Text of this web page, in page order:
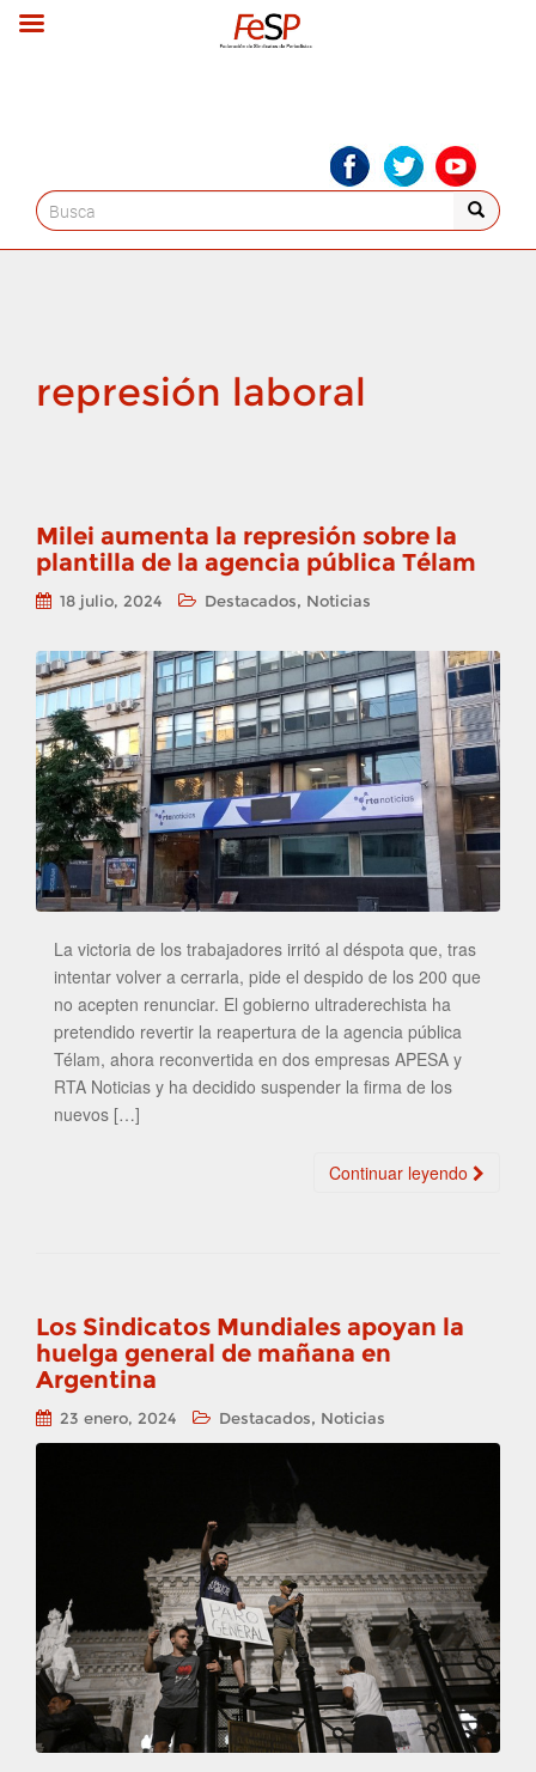
Search
for:
represión laboral
Milei aumenta la represión sobre la
plantilla de la agencia pública Télam
18 julio, 2024 Destacados, Noticias
La victoria de los trabajadores irritó al déspota que, tras
intentar volver a cerrarla, pide el despido de los 200 que
no acepten renunciar. El gobierno ultraderechista ha
pretendido revertir la reapertura de la agencia pública
Télam, ahora reconvertida en dos empresas APESA y
RTA Noticias y ha decidido suspender la firma de los
nuevos […]
Continuar leyendo
Los Sindicatos Mundiales apoyan la
huelga general de mañana en
Argentina
23 enero, 2024 Destacados, Noticias